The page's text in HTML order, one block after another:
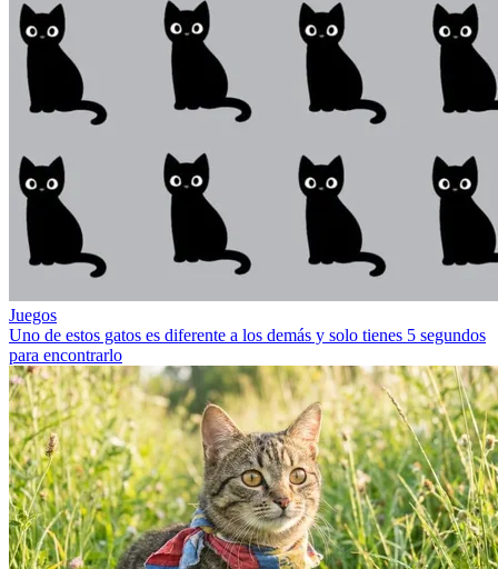
Juegos
Uno de estos gatos es diferente a los demás y solo tienes 5 segundos
para encontrarlo